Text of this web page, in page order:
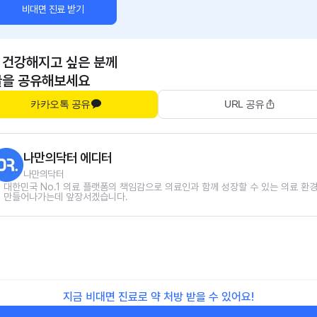
비대면 진료 받기
강해지고 싶은 분께
공유해보세요
카카오톡 공유 URL 공유
나만의닥터 에디터
나만의닥터
대한민국 No.1 의료 플랫폼의 책임감으로 의료인과 함께 성장할 수 있는 의료 환
만들어나가는데 앞장서겠습니다.
지금 비대면 진료로 약 처방 받을 수 있어요!